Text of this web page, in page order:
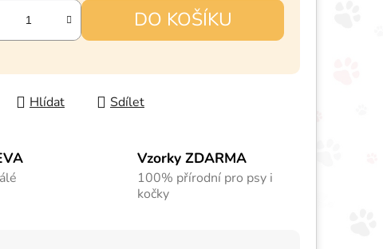
DO KOŠÍKU
Hlídat Sdílet
Vzorky ZDARMA
100% přírodní pro psy i
kočky